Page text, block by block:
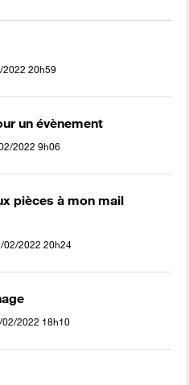
2022 20h59
un évènement
2022 9h06
pièces à mon mail
02/2022 20h24
2022 18h10